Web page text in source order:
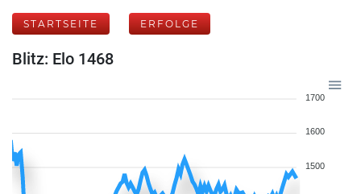
STARTSEITE ERFOLGE
Blitz: Elo 1468
1700
1600
1500